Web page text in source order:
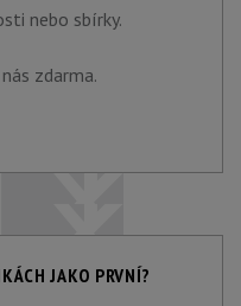
nebo sbírky.
zdarma.
JAKO PRVNÍ?